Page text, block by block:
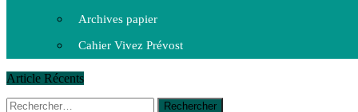
Archives papier
Cahier Vivez Prévost
Article Récents
14 octobre 2015
La course de boîtes à savon du club
Rechercher :